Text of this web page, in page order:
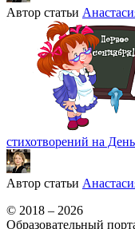
Автор статьи
стихотворений на
Автор статьи
© 2018 – 2026
Образовательный